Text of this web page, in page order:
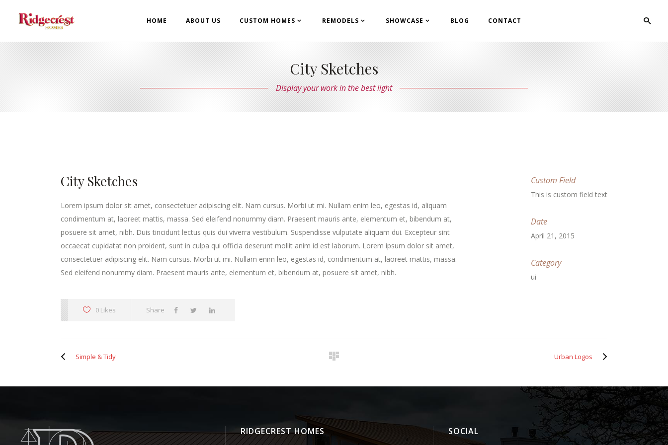
HOME ABOUT US CUSTOM HOMES REMODELS SHOWCASE BLOG CONTACT
City Sketches
Display your work in the best light
City Sketches
Lorem ipsum dolor sit amet, consectetuer adipiscing elit. Nam cursus. Morbi ut mi. Nullam enim leo, egestas id, aliquam
condimentum at, laoreet mattis, massa. Sed eleifend nonummy diam. Praesent mauris ante, elementum et, bibendum at,
posuere sit amet, nibh. Duis tincidunt lectus quis dui viverra vestibulum. Suspendisse vulputate aliquam dui. Excepteur sint
occaecat cupidatat non proident, sunt in culpa qui officia deserunt mollit anim id est laborum. Lorem ipsum dolor sit amet,
consectetuer adipiscing elit. Nam cursus. Morbi ut mi. Nullam enim leo, egestas id, condimentum at, laoreet mattis, massa.
Sed eleifend nonummy diam. Praesent mauris ante, elementum et, bibendum at, posuere sit amet, nibh.
0 Likes Share
Custom Field
This is custom field text
Date
April 21, 2015
Category
ui
Simple & Tidy Urban Logos
RIDGECREST HOMES SOCIAL